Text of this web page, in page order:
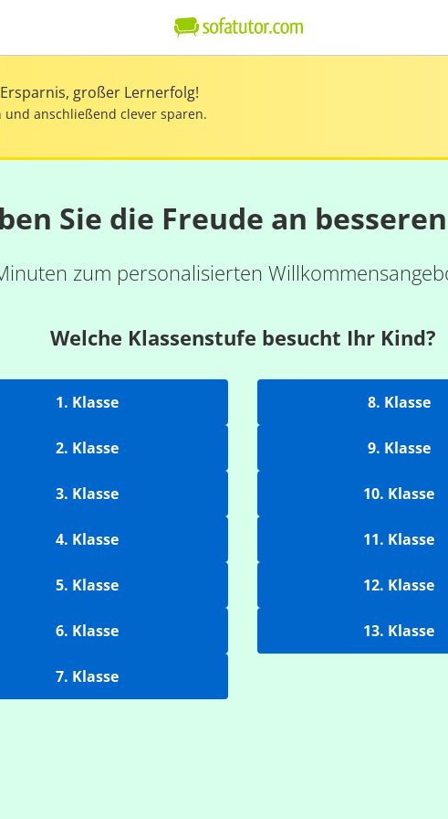
großer Lernerfolg!
und anschließend clever sparen.
Sie die Freude an
zum personalisierten
Welche Klassenstufe besucht Ihr Kind?
1. Klasse
2. Klasse
3. Klasse
4. Klasse
5. Klasse
6. Klasse
7. Klasse
8. Klasse
9. Klasse
10. Klasse
11. Klasse
12. Klasse
13. Klasse